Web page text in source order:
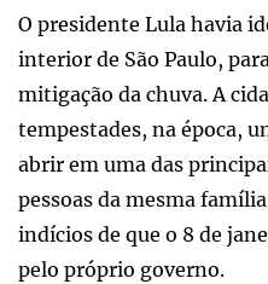
O presidente Lula havia
interior de São Paulo,
mitigação da chuva. A
tempestades, na época,
abrir em uma das
pessoas da mesma
indícios de que o 8 de
pelo próprio governo.